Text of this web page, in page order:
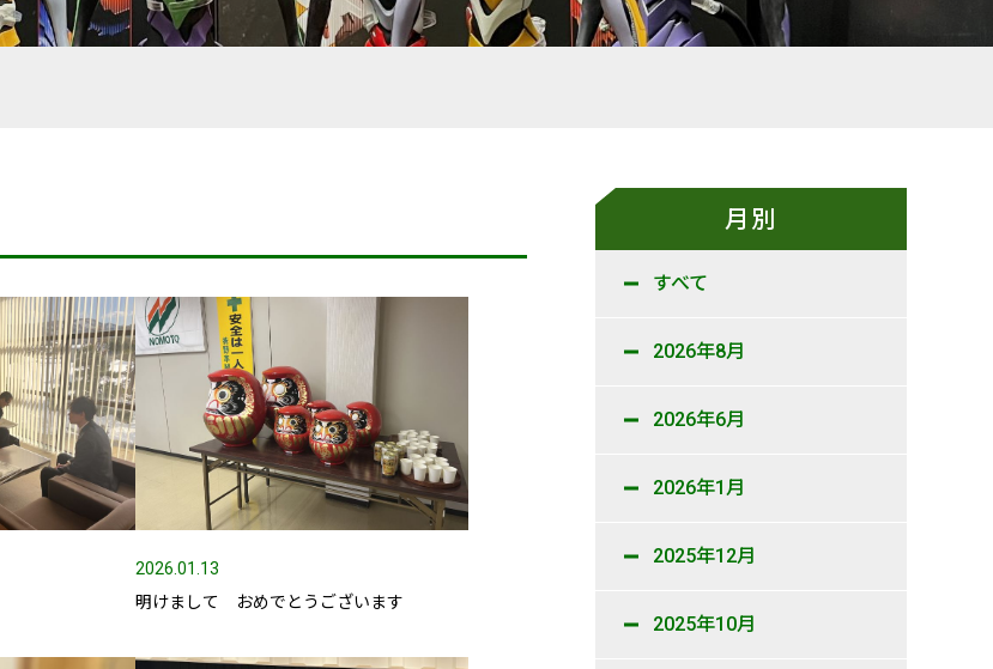
2026.01.13
明けまして おめでとうございます
月別
すべて
2026年8月
2026年6月
2026年1月
2025年12月
2025年10月